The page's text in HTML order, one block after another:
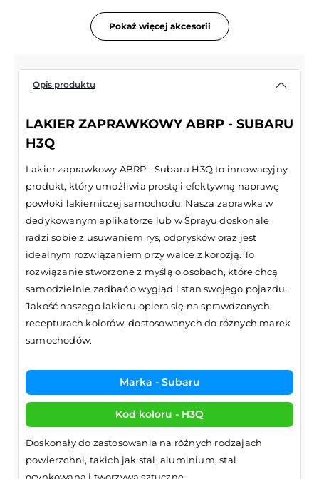
Pokaż więcej akcesorii
Opis produktu
LAKIER ZAPRAWKOWY ABRP - SUBARU
H3Q
Lakier zaprawkowy ABRP - Subaru H3Q to innowacyjny
produkt, który umożliwia prostą i efektywną naprawę
powłoki lakierniczej samochodu. Nasza zaprawka w
dedykowanym aplikatorze lub w Sprayu doskonale
radzi sobie z usuwaniem rys, odprysków oraz jest
idealnym rozwiązaniem przy walce z korozją. To
rozwiązanie stworzone z myślą o osobach, które chcą
samodzielnie zadbać o wygląd i stan swojego pojazdu.
Jakość naszego lakieru opiera się na sprawdzonych
recepturach kolorów, dostosowanych do różnych marek
samochodów.
Marka - Subaru
Kod koloru - H3Q
Doskonały do zastosowania na różnych rodzajach
powierzchni, takich jak stal, aluminium, stal